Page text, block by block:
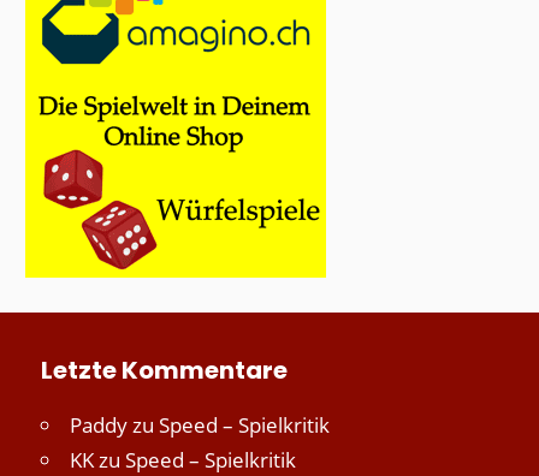
Letzte Kommentare
Paddyzu Speed – Spielkritik
KKzu Speed – Spielkritik